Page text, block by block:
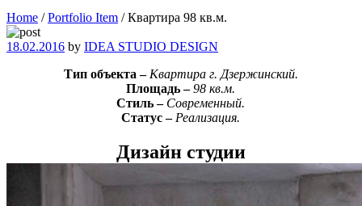
Home /Portfolio Item /Квартира 98 кв.м.
18.02.2016 by IDEA STUDIO DESIGN
Тип объекта – Квартира г. Дзержинский.
Площадь –98 кв.м.
Стиль – Современный.
Статус – Реализация.
Дизайн студии